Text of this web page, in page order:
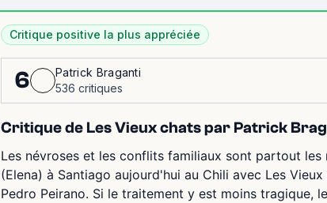
Critique positive la plus appréciée
6
Patrick Braganti
536 critiques
Critique de Les Vieux chats par Patrick
Les névroses et les conflits familiaux sont partout les
(Elena) à Santiago aujourd'hui au Chili avec Les
Pedro Peirano. Si le traitement y est moins tragique,